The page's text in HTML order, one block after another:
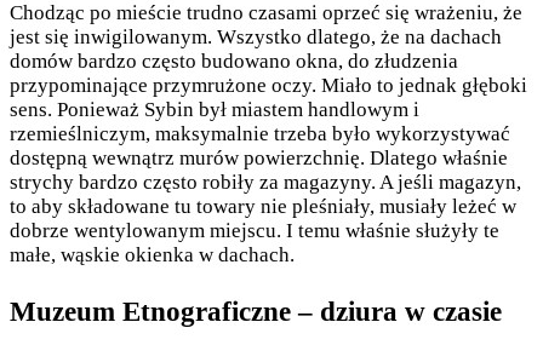
Chodząc po mieście trudno czasami oprzeć się wrażeniu, że
jest się inwigilowanym. Wszystko dlatego, że na dachach
domów bardzo często budowano okna, do złudzenia
przypominające przymrużone oczy. Miało to jednak głęboki
sens. Ponieważ Sybin był miastem handlowym i
rzemieślniczym, maksymalnie trzeba było wykorzystywać
dostępną wewnątrz murów powierzchnię. Dlatego właśnie
strychy bardzo często robiły za magazyny. A jeśli magazyn,
to aby składowane tu towary nie pleśniały, musiały leżeć w
dobrze wentylowanym miejscu. I temu właśnie służyły te
małe, wąskie okienka w dachach.
Muzeum Etnograficzne – dziura w czasie